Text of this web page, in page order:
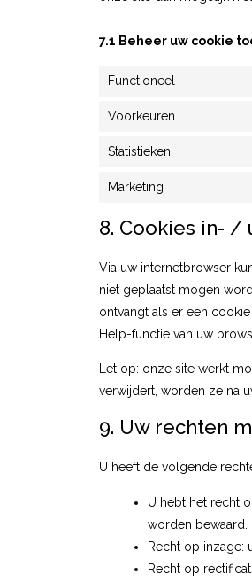
7.1 Beheer uw cookie
Functioneel
Voorkeuren
Statistieken
Marketing
8. Cookies in- /
Via uw internetbrowser
niet geplaatst mogen
ontvangt als er een
Help-functie van uw
Let op: onze site werkt
verwijdert, worden ze na
9. Uw rechten
U heeft de volgende
U hebt het recht
worden bewaard.
Recht op inzage:
Recht op